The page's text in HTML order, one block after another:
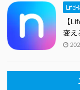
【
変え